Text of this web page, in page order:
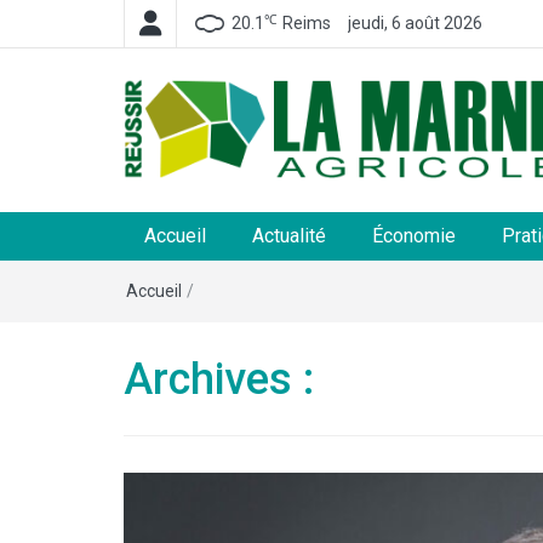
20.1 ℃ Reims jeudi, 6 août 2026
La Marne Agricole
et rurales
Accueil Actualité Économie
Accueil /
Archives :